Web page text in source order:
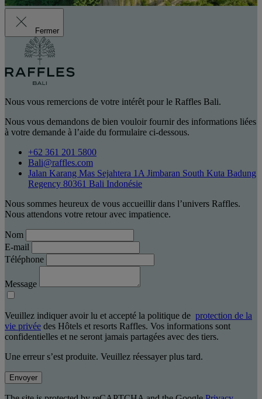
Fermer
Nous vous remercions de votre intérêt pour le Raffles Bali.
Nous vous demandons de bien vouloir fournir des informations liées
à votre demande à l’aide du formulaire ci-dessous.
+62 361 201 5800
Bali@raffles.com
Jalan Karang Mas Sejahtera 1A Jimbaran South Kuta Badung
Regency 80361 Bali Indonésie
Nous sommes heureux de vous accueillir dans l’univers Raffles.
Nous attendons votre retour avec impatience.
Nom
E-mail
Téléphone
Message
Veuillez indiquer avoir lu et accepté la politique de protection de la
vie privée des Hôtels et resorts Raffles. Vos informations sont
confidentielles et ne seront jamais partagées avec des tiers.
Une erreur s’est produite. Veuillez réessayer plus tard.
Envoyer